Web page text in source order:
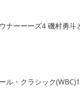
ナーーーズ4 磯村勇斗
ル・クラシック